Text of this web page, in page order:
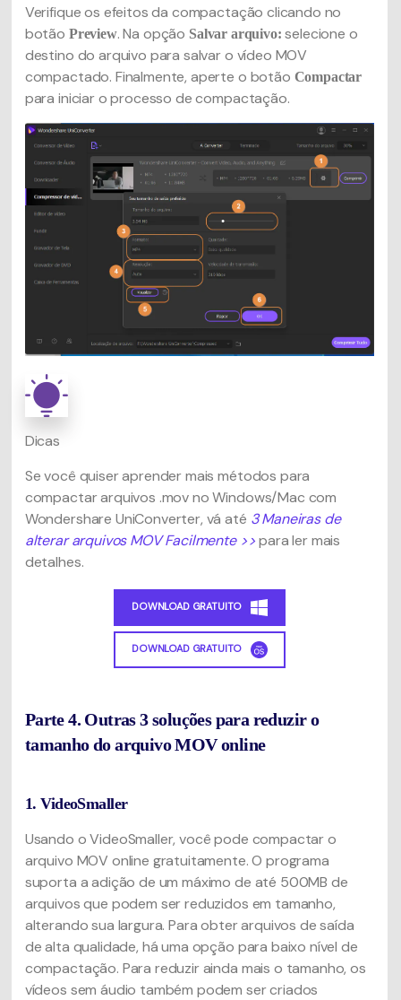
Verifique os efeitos da compactação clicando no
botão Preview. Na opção Salvar arquivo: selecione o
destino do arquivo para salvar o vídeo MOV
compactado. Finalmente, aperte o botão Compactar
para iniciar o processo de compactação.
Dicas
Se você quiser aprender mais métodos para
compactar arquivos .mov no Windows/Mac com
Wondershare UniConverter, vá até 3 Maneiras de
alterar arquivos MOV Facilmente >>para ler mais
detalhes.
DOWNLOAD GRATUITO
DOWNLOAD GRATUITO
Parte 4. Outras 3 soluções para reduzir o
tamanho do arquivo MOV online
1. VideoSmaller
Usando o VideoSmaller, você pode compactar o
arquivo MOV online gratuitamente. O programa
suporta a adição de um máximo de até 500MB de
arquivos que podem ser reduzidos em tamanho,
alterando sua largura. Para obter arquivos de saída
de alta qualidade, há uma opção para baixo nível de
compactação. Para reduzir ainda mais o tamanho, os
vídeos sem áudio também podem ser criados